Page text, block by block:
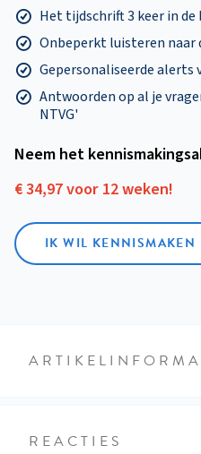
Het tijdschrift 3 keer in de
Onbeperkt luisteren naar
Gepersonaliseerde alerts
Antwoorden op al je
NTVG'
Neem het
€ 34,97 voor 12 weken!
IK WIL KENNISMAKEN
REACTIES